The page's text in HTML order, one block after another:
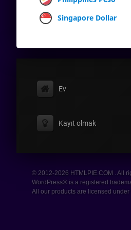
Singapore Dollar
Ev
Kayıt olmak
© 2012-2026 HTMLPIE.COM . All
WordPress® is a registered
All our products are licensed under